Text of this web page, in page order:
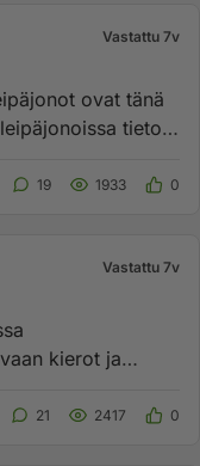
Vastattu 7v
tietoja
19 1933 0
Vastattu 7v
kierot ja
21 2417 0